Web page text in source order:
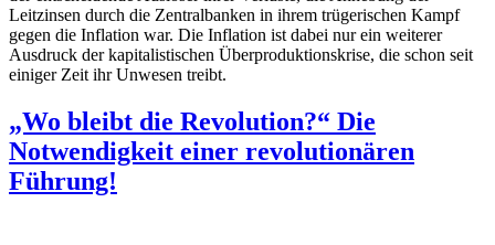
Leitzinsen durch die Zentralbanken in ihrem trügerischen Kampf
gegen die Inflation war. Die Inflation ist dabei nur ein weiterer
Ausdruck der kapitalistischen Überproduktionskrise, die schon seit
einiger Zeit ihr Unwesen treibt.
„Wo bleibt die Revolution?“ Die
Notwendigkeit einer revolutionären
Führung!